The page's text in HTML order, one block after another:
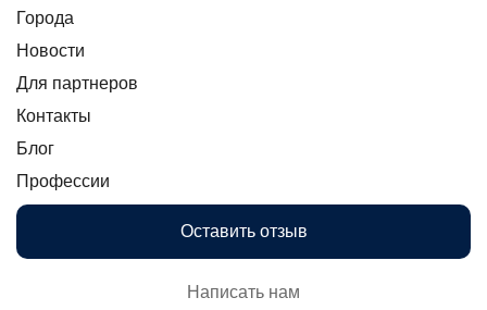
Города
Новости
Для партнеров
Контакты
Блог
Профессии
Оставить отзыв
Написать нам